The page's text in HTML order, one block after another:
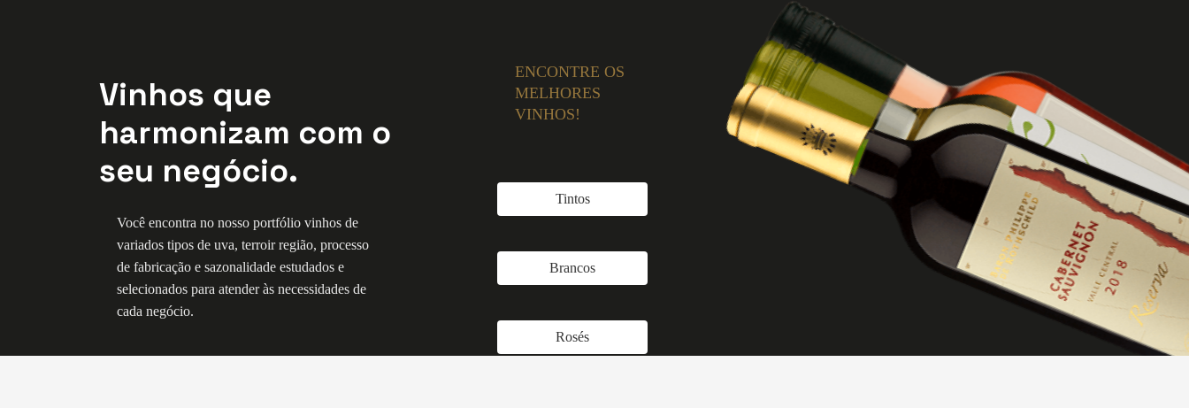
Vinhos que
harmonizam com o
seu negócio.
Você encontra no nosso portfólio vinhos de
variados tipos de uva, terroir região, processo
de fabricação e sazonalidade estudados e
selecionados para atender às necessidades de
cada negócio.
ENCONTRE OS
MELHORES
VINHOS!
Tintos
Brancos
Rosés